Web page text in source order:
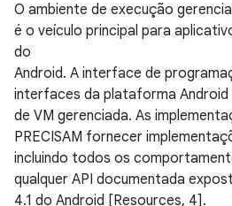
O ambiente de execução
é o veículo principal para
do
Android. A interface de
interfaces da plataforma
de VM gerenciada. As
PRECISAM fornecer
incluindo todos os
qualquer API documentada
4.1 do Android [Resources, 4].